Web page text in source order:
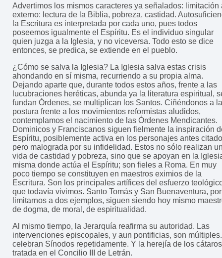
Advertimos los mismos caracteres ya señalados: limitación
externo: lectura de la Biblia, pobreza, castidad.
la Escritura es interpretada por cada uno, pues todos
poseemos igualmente el Espíritu. Es el individuo singular
quien juzga a la Iglesia, y no viceversa. Todo esto se dice
entonces, se predica, se extiende en el pueblo.
¿Cómo se salva la Iglesia? La Iglesia salva estas crisis
ahondando en sí misma, recurriendo a su propia alma.
Dejando aparte que, durante todos estos años, frente a las
lucubraciones heréticas, abunda ya la literatura espiritual,
fundan Órdenes, se multiplican los Santos. Ciñéndonos a la
postura frente a los movimientos reformistas aludidos,
contemplamos el nacimiento de las Órdenes Mendicantes.
Dominicos y Franciscanos siguen fielmente la inspiración
Espíritu, posiblemente activa en los personajes antes
pero malograda por su infidelidad. Estos no sólo realizan
vida de castidad y pobreza, sino que se apoyan en la
misma donde actúa el Espíritu; son fieles a Roma. En muy
poco tiempo se constituyen en maestros eximios de la
Escritura. Son los principales artífices del esfuerzo
que todavía vivimos. Santo Tomás y San Buenaventura, por
limitarnos a dos ejemplos, siguen siendo hoy mismo
de dogma, de moral, de espiritualidad.
Al mismo tiempo, la Jerarquía reafirma su autoridad. Las
intervenciones episcopales, y aun pontificias, son
celebran Sínodos repetidamente. Y la herejía de los
tratada en el Concilio III de Letrán.